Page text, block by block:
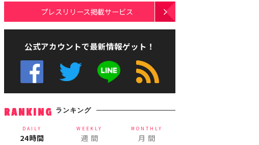
プレスリリース掲載サービス
公式アカウントで最新情報ゲット！
RANKING ランキング
DAILY
24時間
WEEKLY
週 間
MONTHLY
月 間